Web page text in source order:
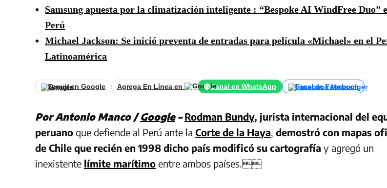
Samsung apuesta por la climatización inteligente : “Bespoke AI WindFree Duo”
Perú
Michael Jackson: Se inició preventa de entradas para película «Michael» en el
Latinoamérica
Seguir en Google Agrega En Línea en Canal en WhatsApp Canal de Facebook
Por Antonio Manco /Google–Rodman Bundy, jurista internacional del
peruano que defiende al Perú ante la Corte de la Haya, demostró con mapas
de Chile que recién en 1998 dicho país modificó su cartografía y agregó un
inexistente límite marítimo entre ambos países.